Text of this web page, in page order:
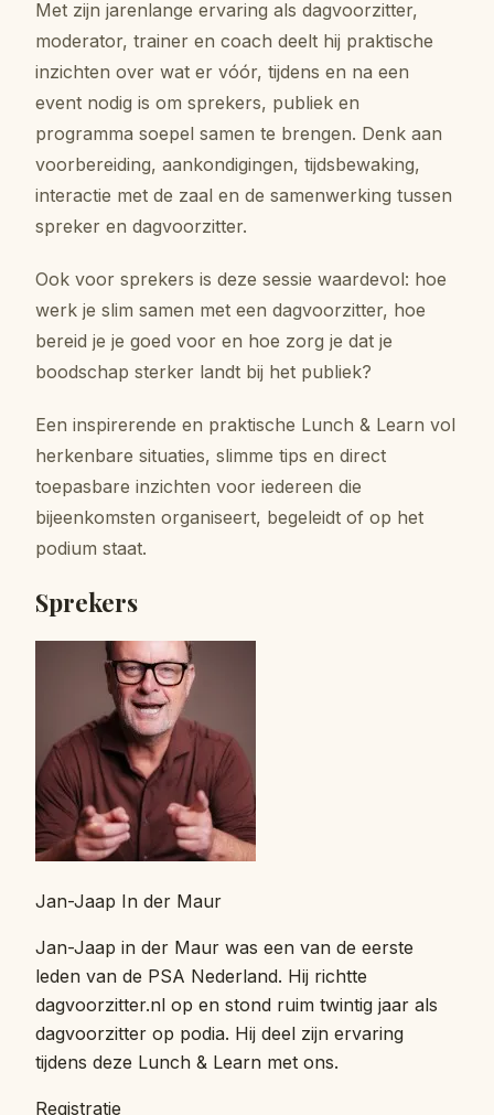
Met zijn jarenlange ervaring als dagvoorzitter,
moderator, trainer en coach deelt hij praktische
inzichten over wat er vóór, tijdens en na een
event nodig is om sprekers, publiek en
programma soepel samen te brengen. Denk aan
voorbereiding, aankondigingen, tijdsbewaking,
interactie met de zaal en de samenwerking tussen
spreker en dagvoorzitter.
Ook voor sprekers is deze sessie waardevol: hoe
werk je slim samen met een dagvoorzitter, hoe
bereid je je goed voor en hoe zorg je dat je
boodschap sterker landt bij het publiek?
Een inspirerende en praktische Lunch & Learn vol
herkenbare situaties, slimme tips en direct
toepasbare inzichten voor iedereen die
bijeenkomsten organiseert, begeleidt of op het
podium staat.
Sprekers
Jan-Jaap In der Maur
Jan-Jaap in der Maur was een van de eerste
leden van de PSA Nederland. Hij richtte
dagvoorzitter.nl op en stond ruim twintig jaar als
dagvoorzitter op podia. Hij deel zijn ervaring
tijdens deze Lunch & Learn met ons.
Registratie